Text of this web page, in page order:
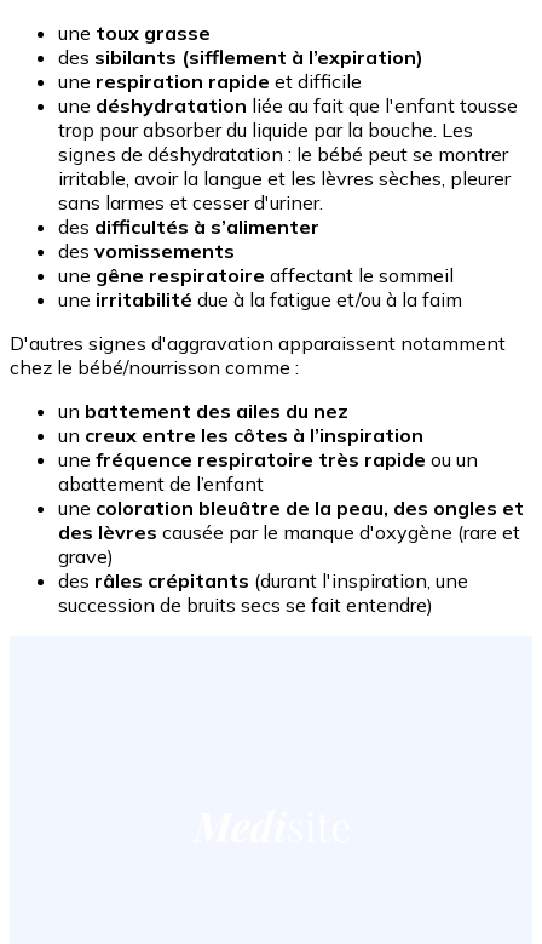
une toux grasse
des sibilants (sifflement à l’expiration)
une respiration rapide et difficile
une déshydratation liée au fait que l'enfant tousse
trop pour absorber du liquide par la bouche. Les
signes de déshydratation : le bébé peut se montrer
irritable, avoir la langue et les lèvres sèches, pleurer
sans larmes et cesser d'uriner.
des difficultés à s’alimenter
des vomissements
une gêne respiratoire affectant le sommeil
une irritabilité due à la fatigue et/ou à la faim
D'autres signes d'aggravation apparaissent notamment
chez le bébé/nourrisson comme :
un battement des ailes du nez
un creux entre les côtes à l’inspiration
une fréquence respiratoire très rapide ou un
abattement de l’enfant
une coloration bleuâtre de la peau, des ongles et
des lèvres causée par le manque d'oxygène (rare et
grave)
des râles crépitants (durant l'inspiration, une
succession de bruits secs se fait entendre)